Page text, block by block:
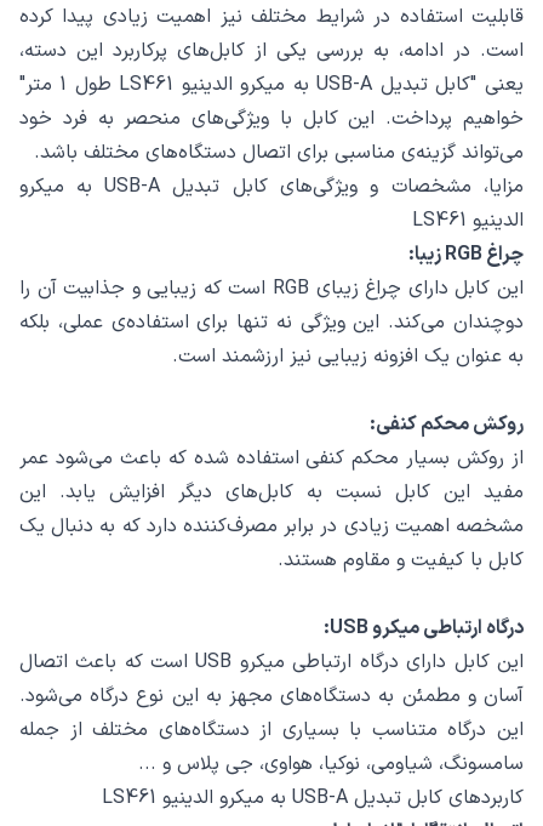
قابلیت استفاده در شرایط مختلف نیز اهمیت زیادی پیدا کرده
است. در ادامه، به بررسی یکی از کابل‌های پرکاربرد این دسته،
یعنی "کابل تبدیل USB-A به میکرو الدینیو LS461 طول 1 متر"
خواهیم پرداخت. این کابل با ویژگی‌های منحصر به فرد خود
می‌تواند گزینه‌ی مناسبی برای اتصال دستگاه‌های مختلف باشد.
مزایا، مشخصات و ویژگی‌های کابل تبدیل USB-A به میکرو
الدینیو LS461
چراغ RGB زیبا:
این کابل دارای چراغ زیبای RGB است که زیبایی و جذابیت آن را
دوچندان می‌کند. این ویژگی نه تنها برای استفاده‌ی عملی، بلکه
به عنوان یک افزونه زیبایی نیز ارزشمند است.
روکش محکم کنفی:
از روکش بسیار محکم کنفی استفاده شده که باعث می‌شود عمر
مفید این کابل نسبت به کابل‌های دیگر افزایش یابد. این
مشخصه اهمیت زیادی در برابر مصرف‌کننده دارد که به دنبال یک
کابل با کیفیت و مقاوم هستند.
درگاه ارتباطی میکرو USB:
این کابل دارای درگاه ارتباطی میکرو USB است که باعث اتصال
آسان و مطمئن به دستگاه‌های مجهز به این نوع درگاه می‌شود.
این درگاه متناسب با بسیاری از دستگاه‌های مختلف از جمله
سامسونگ، شیاومی، نوکیا، هواوی، جی پلاس و ...
کاربردهای کابل تبدیل USB-A به میکرو الدینیو LS461